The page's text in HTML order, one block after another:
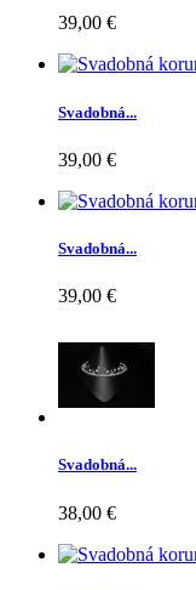
39,00 €
Svadobná...
39,00 €
Svadobná...
39,00 €
Svadobná...
38,00 €